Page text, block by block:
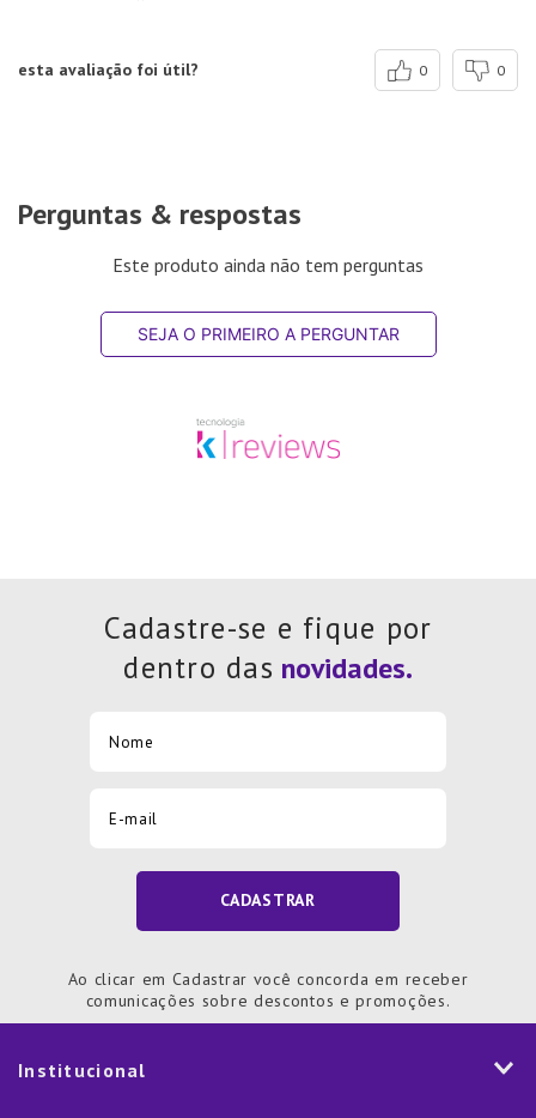
esta avaliação foi útil? 0 0
Perguntas & respostas
Este produto ainda não tem perguntas
SEJA O PRIMEIRO A PERGUNTAR
Cadastre-se e fique por
dentro das
CADASTRAR
Ao clicar em Cadastrar você concorda em receber
comunicações sobre descontos e promoções.
Institucional